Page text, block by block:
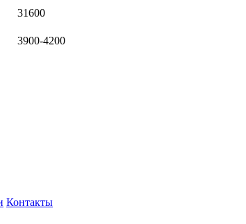
31600
3900-4200
Контакты